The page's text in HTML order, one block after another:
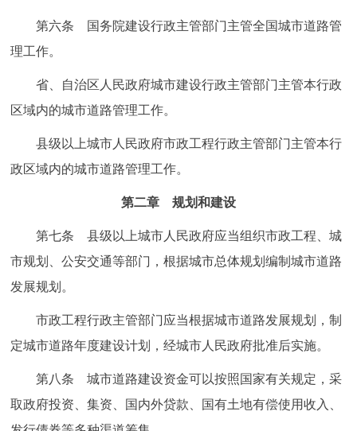
绿色北京 图说北京 视频北京
ENGLISH 한국어
DEUTSCH FRANÇAIS
العربية
ITALIANO
回到顶部
第六条 国务院建设行政主管部门主管全国城市道路管
理工作。
省、自治区人民政府城市建设行政主管部门主管本行政
区域内的城市道路管理工作。
县级以上城市人民政府市政工程行政主管部门主管本行
政区域内的城市道路管理工作。
第二章 规划和建设
第七条 县级以上城市人民政府应当组织市政工程、城
市规划、公安交通等部门，根据城市总体规划编制城市道路
发展规划。
市政工程行政主管部门应当根据城市道路发展规划，制
定城市道路年度建设计划，经城市人民政府批准后实施。
第八条 城市道路建设资金可以按照国家有关规定，采
取政府投资、集资、国内外贷款、国有土地有偿使用收入、